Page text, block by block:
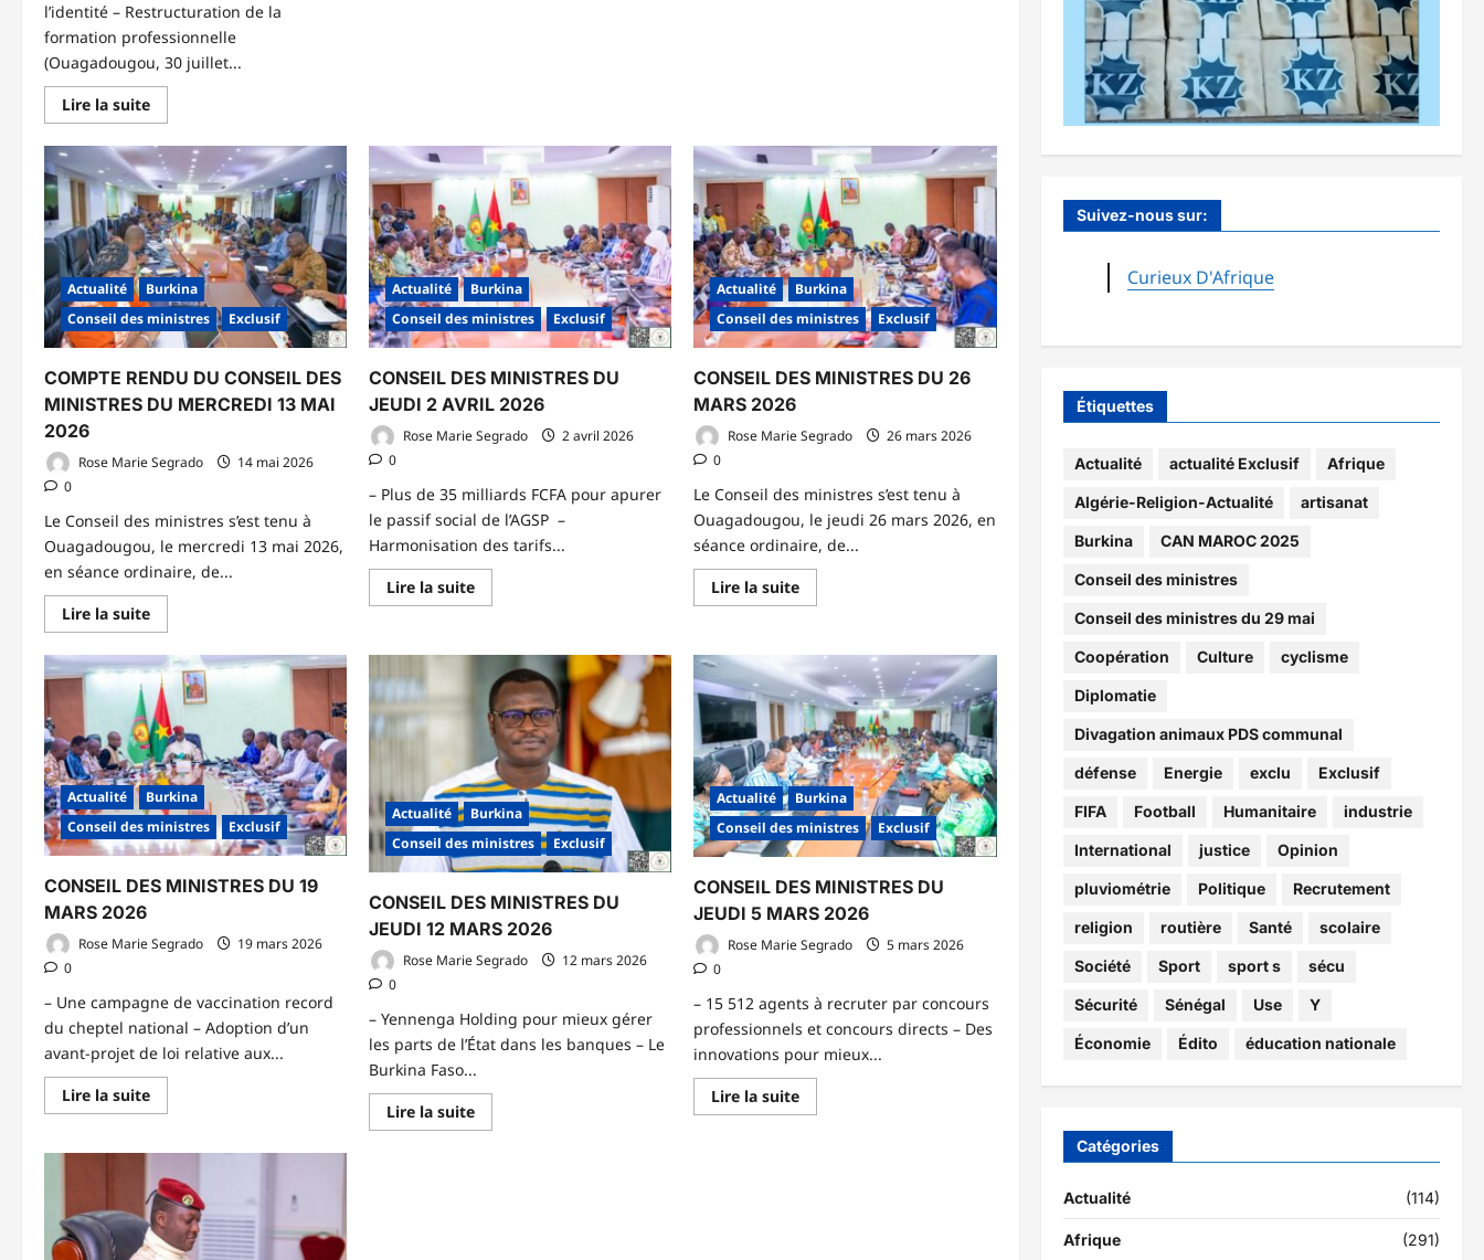
l’identité – Restructuration de la
formation professionnelle
(Ouagadougou, 30 juillet...
Lire la suiteEn
savoir
sur
CONSEIL
DES
MINISTRES
DU
30
JUILLET
2026
2026
2026
Actualité
Burkina
Conseil des ministres
Exclusif
COMPTE RENDU DU CONSEIL DES
MINISTRES DU MERCREDI 13 MAI
2026
Rose Marie Segrado
14 mai 2026
0
Le Conseil des ministres s’est tenu à
Ouagadougou, le mercredi 13 mai 2026,
en séance ordinaire, de...
Lire la suiteEn
savoir
sur
COMPTE
RENDU
DU
CONSEIL
DES
MINISTRES
DU
MERCREDI
13
MAI
2026
Actualité
Burkina
Conseil des ministres
Exclusif
CONSEIL DES MINISTRES DU
JEUDI 2 AVRIL 2026
Rose Marie Segrado
2 avril 2026
0
– Plus de 35 milliards FCFA pour apurer
le passif social de l’AGSP –
Harmonisation des tarifs...
Lire la suiteEn
savoir
MINISTRES
DU
JEUDI
AVRIL
2026
Actualité
Burkina
Conseil des ministres
Exclusif
CONSEIL DES MINISTRES DU 26
MARS 2026
Rose Marie Segrado
26 mars 2026
0
Le Conseil des ministres s’est tenu à
Ouagadougou, le jeudi 26 mars 2026, en
séance ordinaire, de...
Lire la suiteEn
savoir
DES
MINISTRES
DU
26
MARS
2026
Actualité
Burkina
Conseil des ministres
Exclusif
CONSEIL DES MINISTRES DU 19
MARS 2026
Rose Marie Segrado
19 mars 2026
0
– Une campagne de vaccination record
du cheptel national – Adoption d’un
avant-projet de loi relative aux...
Lire la suiteEn
savoir
CONSEIL
MINISTRES
DU
19
MARS
2026
Actualité
Burkina
Conseil des ministres
Exclusif
CONSEIL DES MINISTRES DU
JEUDI 12 MARS 2026
Rose Marie Segrado
12 mars 2026
0
– Yennenga Holding pour mieux gérer
les parts de l’État dans les banques – Le
Burkina Faso...
Lire la suiteEn
savoir
Actualité
Burkina
Conseil des ministres
Exclusif
CONSEIL DES MINISTRES DU
JEUDI 5 MARS 2026
Rose Marie Segrado
5 mars 2026
0
– 15 512 agents à recruter par concours
professionnels et concours directs – Des
innovations pour mieux...
Lire la suiteEn
savoir
Suivez-nous sur:
Curieux D'Afrique
Étiquettes
Actualité actualité Exclusif Afrique
Algérie-Religion-Actualité artisanat
Burkina CAN MAROC 2025
Conseil des ministres
Conseil des ministres du 29 mai
Coopération Culture cyclisme
Diplomatie
Divagation animaux PDS communal
défense Energie exclu Exclusif
FIFA Football Humanitaire industrie
International justice Opinion
pluviométrie Politique Recrutement
religion routière Santé scolaire
Société Sport sport s sécu
Sécurité Sénégal Use Y
Économie Édito éducation nationale
Catégories
Actualité (114)
Afrique (291)